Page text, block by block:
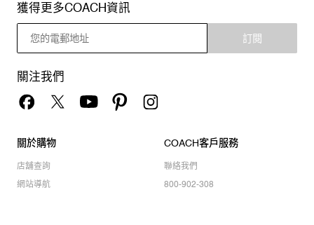
獲得更多COACH資訊
訂閱
關注我們
關於購物
店舖查詢
網站導航
COACH客戶服務
聯絡我們
800-902-308